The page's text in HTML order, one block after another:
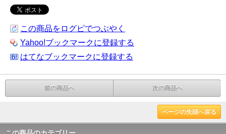
この商品をログピでつぶやく
Yahoo!ブックマークに登録する
はてなブックマークに登録する
前の商品へ 次の商品へ
ページの先頭へ戻る